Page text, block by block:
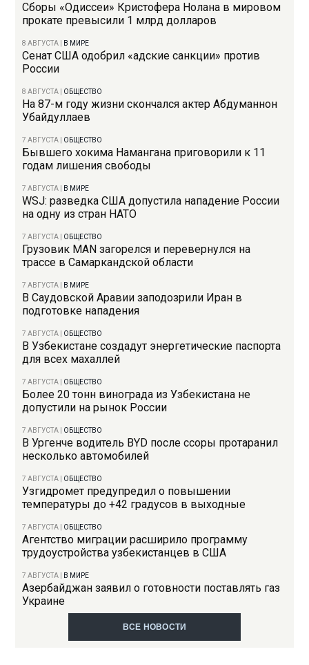
Сборы «Одиссеи» Кристофера Нолана в мировом
прокате превысили 1 млрд долларов
8 АВГУСТА В МИРЕ
Сенат США одобрил «адские санкции» против
России
8 АВГУСТА ОБЩЕСТВО
На 87-м году жизни скончался актер Абдуманнон
Убайдуллаев
7 АВГУСТА ОБЩЕСТВО
Бывшего хокима Намангана приговорили к 11
годам лишения свободы
7 АВГУСТА В МИРЕ
WSJ: разведка США допустила нападение России
на одну из стран НАТО
7 АВГУСТА ОБЩЕСТВО
Грузовик MAN загорелся и перевернулся на
трассе в Самаркандской области
7 АВГУСТА В МИРЕ
В Саудовской Аравии заподозрили Иран в
подготовке нападения
7 АВГУСТА ОБЩЕСТВО
В Узбекистане создадут энергетические паспорта
для всех махаллей
7 АВГУСТА ОБЩЕСТВО
Более 20 тонн винограда из Узбекистана не
допустили на рынок России
7 АВГУСТА ОБЩЕСТВО
В Ургенче водитель BYD после ссоры протаранил
несколько автомобилей
7 АВГУСТА ОБЩЕСТВО
Узгидромет предупредил о повышении
температуры до +42 градусов в выходные
7 АВГУСТА ОБЩЕСТВО
Агентство миграции расширило программу
трудоустройства узбекистанцев в США
7 АВГУСТА В МИРЕ
Азербайджан заявил о готовности поставлять газ
Украине
ВСЕ НОВОСТИ